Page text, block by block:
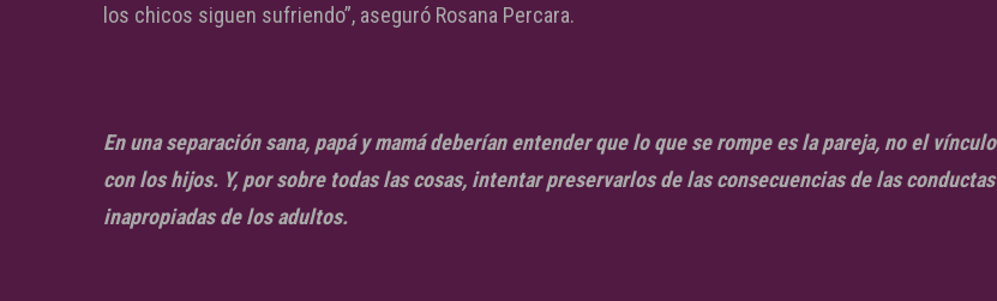
los chicos siguen sufriendo”, aseguró Rosana Percara.
En una separación sana, papá y mamá deberían entender que lo que se rompe es la pareja, no el vínculo
con los hijos. Y, por sobre todas las cosas, intentar preservarlos de las consecuencias de las conductas
inapropiadas de los adultos.